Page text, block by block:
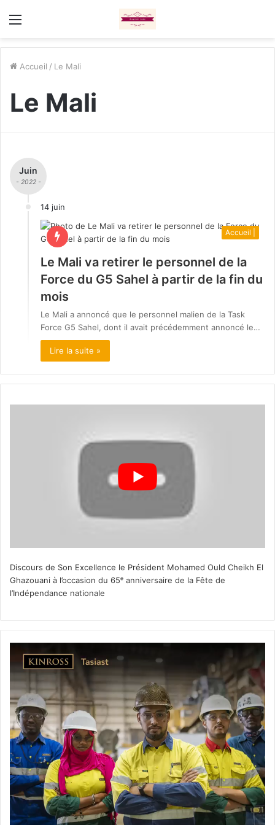
Menu
Accueil / Le Mali
Le Mali
Juin
- 2022 -
14 juin
Accueil |
Le Mali va retirer le personnel de la
Force du G5 Sahel à partir de la fin du
mois
Le Mali a annoncé que le personnel malien de la Task
Force G5 Sahel, dont il avait précédemment annoncé le…
Lire la suite »
Discours de Son Excellence le Président Mohamed Ould Cheikh El
Ghazouani à l’occasion du 65ᵉ anniversaire de la Fête de
l’Indépendance nationale